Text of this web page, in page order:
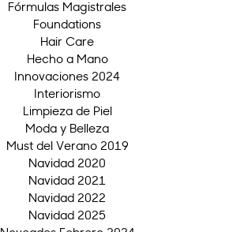
Fórmulas Magistrales
Foundations
Hair Care
Hecho a Mano
Innovaciones 2024
Interiorismo
Limpieza de Piel
Moda y Belleza
Must del Verano 2019
Navidad 2020
Navidad 2021
Navidad 2022
Navidad 2025